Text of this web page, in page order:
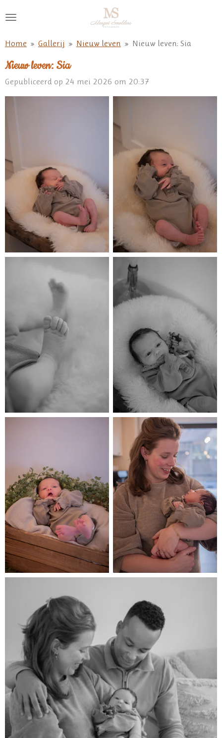
direct
de
hoofdinhoud
Home » Gallerij » Nieuw leven » Nieuw leven: Sia
Nieuw leven: Sia
Gepubliceerd op 24 mei 2026 om 20:37